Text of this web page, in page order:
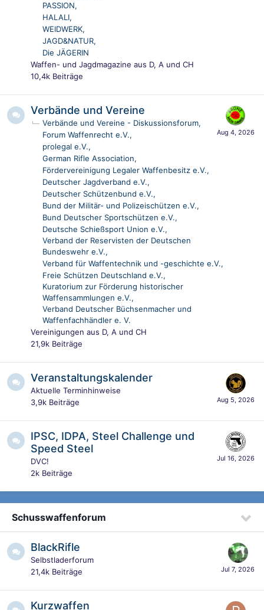
PASSION
HALALI
WEIDWERK
JAGD&NATUR
Die JÄGERIN
Waffen- und Jagdmagazine aus D, A und CH
10,4k Beiträge
Verbände und Vereine
Verbände und Vereine - Diskussionsforum
Forum Waffenrecht e.V.
prolegal e.V.
German Rifle Association
Fördervereinigung Legaler Waffenbesitz e.V.
Deutscher Jagdverband e.V.
Deutscher Schützenbund e.V.
Bund der Militär- und Polizeischützen e.V.
Bund Deutscher Sportschützen e.V.
Deutsche Schießsport Union e.V.
Verband der Reservisten der Deutschen
Bundeswehr e.V.
Verband für Waffentechnik und -geschichte e.V.
Freie Schützen Deutschland e.V.
Kuratorium zur Förderung historischer
Waffensammlungen e.V.
Verband Deutscher Büchsenmacher und
Waffenfachhändler e. V.
Vereinigungen aus D, A und CH
21,9k Beiträge
Veranstaltungskalender
Aktuelle Terminhinweise
3,9k Beiträge
IPSC, IDPA, Steel Challenge und
Speed Steel
DVC!
2k Beiträge
Schusswaffenforum
BlackRifle
Selbstladerforum
21,4k Beiträge
Kurzwaffen